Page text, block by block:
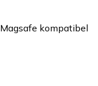
Magsafe kompatibel